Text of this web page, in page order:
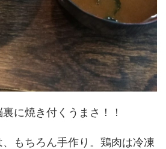
に焼き付くうまさ！！
もちろん手作り。鶏肉は冷凍